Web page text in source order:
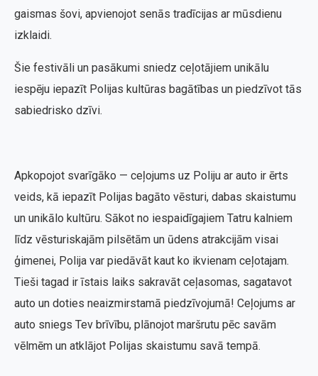
gaismas šovi, apvienojot senās tradīcijas ar mūsdienu
izklaidi.
Šie festivāli un pasākumi sniedz ceļotājiem unikālu
iespēju iepazīt Polijas kultūras bagātības un piedzīvot tās
sabiedrisko dzīvi.
Apkopojot svarīgāko — ceļojums uz Poliju ar auto ir ērts
veids, kā iepazīt Polijas bagāto vēsturi, dabas skaistumu
un unikālo kultūru. Sākot no iespaidīgajiem Tatru kalniem
līdz vēsturiskajām pilsētām un ūdens atrakcijām visai
ģimenei, Polija var piedāvāt kaut ko ikvienam ceļotajam.
Tieši tagad ir īstais laiks sakravāt ceļasomas, sagatavot
auto un doties neaizmirstamā piedzīvojumā! Ceļojums ar
auto sniegs Tev brīvību, plānojot maršrutu pēc savām
vēlmēm un atklājot Polijas skaistumu savā tempā.